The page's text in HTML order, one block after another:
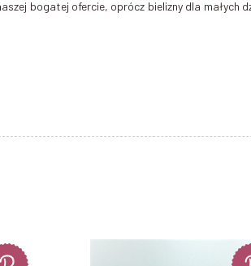
bogatej ofercie, oprócz bielizny dla małych
będzie się w nim czuło swobodnie i
materiał oraz
Jest to ubiór idealny na letnie i
z pieluszką i ewentualnie skarpetkami. W